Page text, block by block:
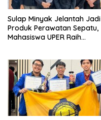
Sulap Minyak Jelantah Jadi
Produk Perawatan Sepatu,
Mahasiswa UPER Raih